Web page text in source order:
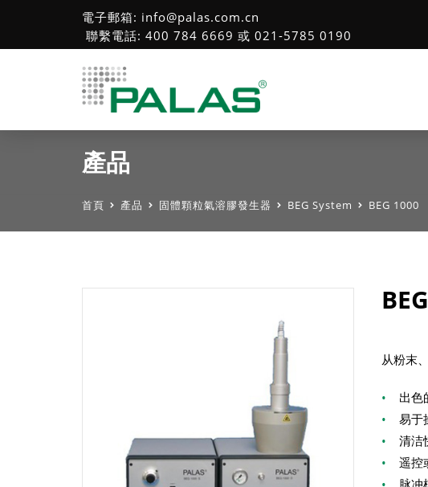
電子郵箱: info@palas.com.cn
聯繫電話: 400 784 6669 或 021-5785 0190
產品
首頁 產品 固體顆粒氣溶膠發生器 BEG System BEG 1000
从粉末
• 出色
• 易于
• 清洁
• 遥控